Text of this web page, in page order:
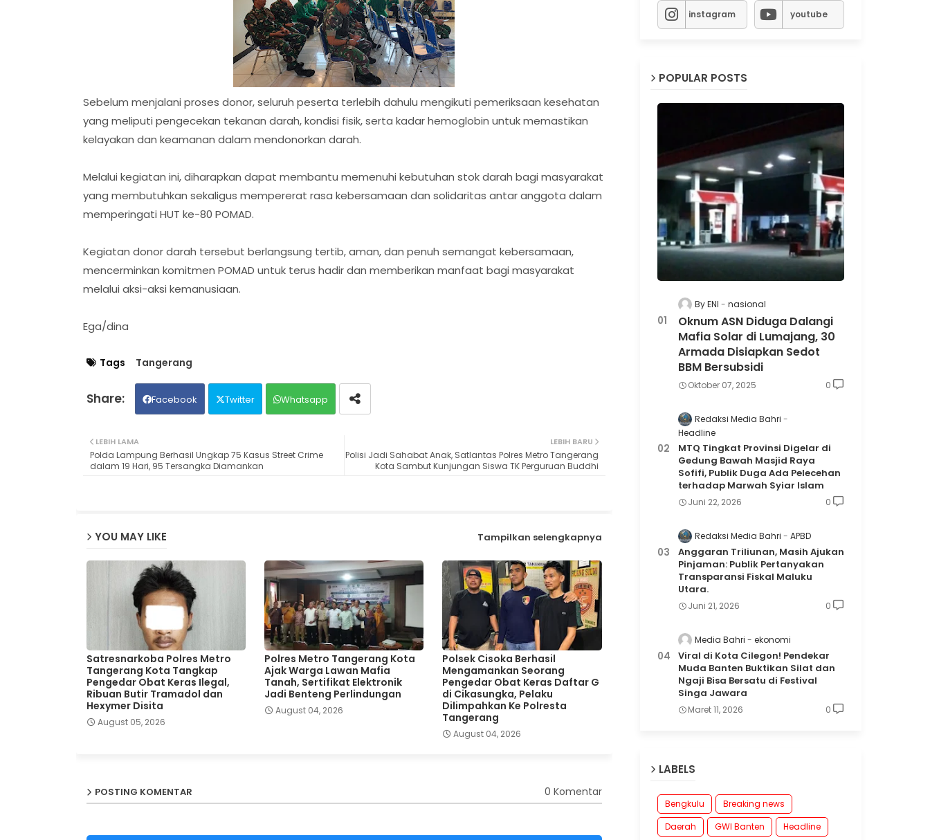
Sebelum menjalani proses donor, seluruh peserta terlebih dahulu mengikuti pemeriksaan kesehatan
yang meliputi pengecekan tekanan darah, kondisi fisik, serta kadar hemoglobin untuk memastikan
kelayakan dan keamanan dalam mendonorkan darah.
Melalui kegiatan ini, diharapkan dapat membantu memenuhi kebutuhan stok darah bagi masyarakat
yang membutuhkan sekaligus mempererat rasa kebersamaan dan solidaritas antar anggota dalam
memperingati HUT ke-80 POMAD.
Kegiatan donor darah tersebut berlangsung tertib, aman, dan penuh semangat kebersamaan,
mencerminkan komitmen POMAD untuk terus hadir dan memberikan manfaat bagi masyarakat
melalui aksi-aksi kemanusiaan.
Ega/dina
Tags Tangerang
Facebook Twitter Whatsapp
LEBIH BARU
Polisi Jadi Sahabat Anak, Satlantas Polres Metro Tangerang
Kota Sambut Kunjungan Siswa TK Perguruan Buddhi
LEBIH LAMA
Polda Lampung Berhasil Ungkap 75 Kasus Street Crime
dalam 19 Hari, 95 Tersangka Diamankan
YOU MAY LIKE Tampilkan selengkapnya
Satresnarkoba Polres Metro
Tangerang Kota Tangkap
Pengedar Obat Keras Ilegal,
Ribuan Butir Tramadol dan
Hexymer Disita
August 05, 2026
Polres Metro Tangerang Kota
Ajak Warga Lawan Mafia
Tanah, Sertifikat Elektronik
Jadi Benteng Perlindungan
August 04, 2026
Polsek Cisoka Berhasil
Mengamankan Seorang
Pengedar Obat Keras Daftar G
di Cikasungka, Pelaku
Dilimpahkan Ke Polresta
Tangerang
August 04, 2026
POSTING KOMENTAR 0 Komentar
instagram youtube
POPULAR POSTS
By ENI nasional
Oknum ASN Diduga Dalangi
Mafia Solar di Lumajang, 30
Armada Disiapkan Sedot
BBM Bersubsidi
Oktober 07, 2025 0
Redaksi Media Bahri
Headline
MTQ Tingkat Provinsi Digelar di
Gedung Bawah Masjid Raya
Sofifi, Publik Duga Ada Pelecehan
terhadap Marwah Syiar Islam
Juni 22, 2026 0
Redaksi Media Bahri APBD
Anggaran Triliunan, Masih Ajukan
Pinjaman: Publik Pertanyakan
Transparansi Fiskal Maluku
Utara.
Juni 21, 2026 0
Media Bahri ekonomi
Viral di Kota Cilegon! Pendekar
Muda Banten Buktikan Silat dan
Ngaji Bisa Bersatu di Festival
Singa Jawara
Maret 11, 2026 0
LABELS
Bengkulu
Breaking news
Daerah
GWI Banten Headline